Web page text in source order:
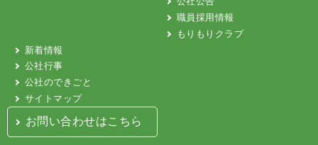
職員採用情報
もりもりクラブ
新着情報
公社行事
公社のできごと
サイトマップ
お問い合わせはこちら